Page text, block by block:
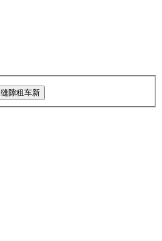
缝隙租车新